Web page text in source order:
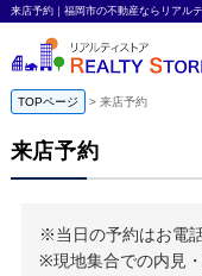
来店予約｜福岡市の不動産ならリアル
TOPページ 来店予約
来店予約
※当日の予約はお電
※現地集合での内見